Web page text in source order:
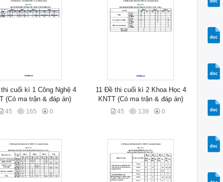
cuối kì 1 Công Nghệ 4
(Có ma trận & đáp án)
45 165 0
11 Đề thi cuối kì 2 Khoa Học 4
KNTT (Có ma trận & đáp án)
45 139 0